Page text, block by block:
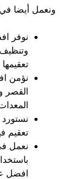
ونعمل أيضا
نوفر
نؤمن
القصر
تعقيم
نعمل
افضل